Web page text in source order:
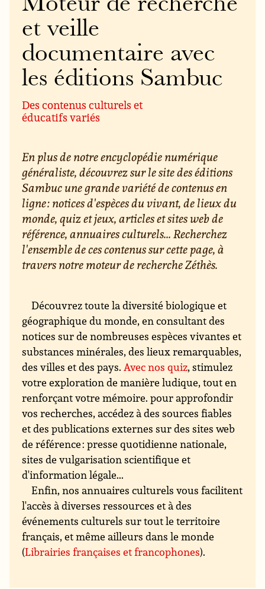
Moteur de recherche
et veille
documentaire avec
les éditions Sambuc
Des contenus culturels et
éducatifs variés
En plus de notre encyclopédie numérique
généraliste, découvrez sur le site des éditions
Sambuc une grande variété de contenus en
ligne : notices d'espèces du vivant, de lieux du
monde, quiz et jeux, articles et sites web de
référence, annuaires culturels... Recherchez
l'ensemble de ces contenus sur cette page, à
travers notre moteur de recherche Zéthès.
Découvrez toute la diversité biologique et
géographique du monde, en consultant des
notices sur de nombreuses espèces vivantes et
substances minérales, des lieux remarquables,
des villes et des pays.Avec nos quiz, stimulez
votre exploration de manière ludique, tout en
renforçant votre mémoire. pour approfondir
vos recherches, accédez à des sources fiables
et des publications externes sur des sites web
de référence : presse quotidienne nationale,
sites de vulgarisation scientifique et
d'information légale...
Enfin, nos annuaires culturels vous facilitent
l'accès à diverses ressources et à des
événements culturels sur tout le territoire
français, et même ailleurs dans le monde
(Librairies françaises et francophones).